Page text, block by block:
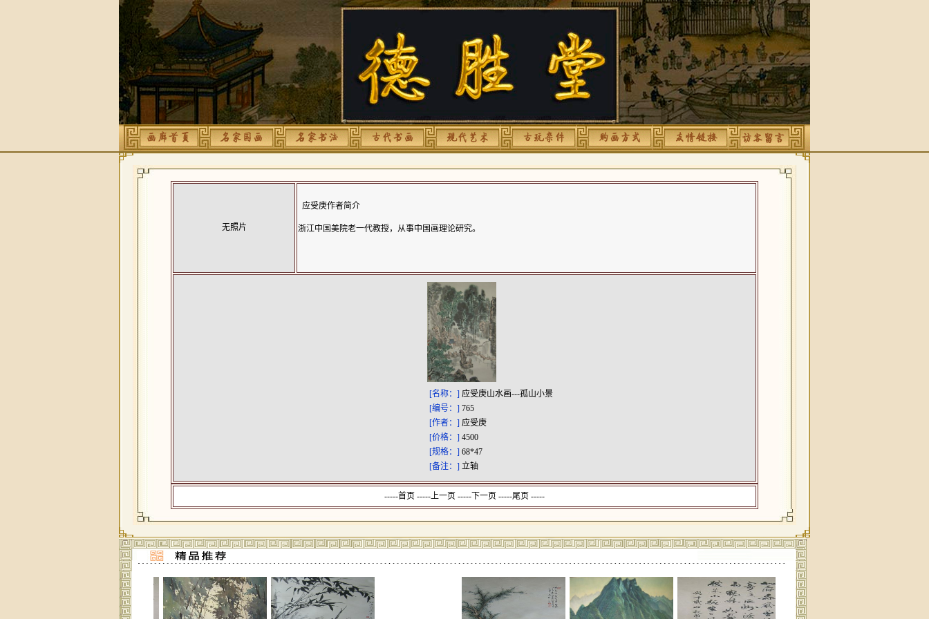
无照片
应受庚作者简介
浙江中国美院老一代教授，从事中国画理论研究。
[名称：] 应受庚山水画---孤山小景
[编号：] 765
[作者：] 应受庚
[价格：] 4500
[规格：] 68*47
[备注：] 立轴
-----首页 -----上一页 -----下一页 -----尾页 -----